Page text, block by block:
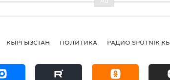
КЫРГЫЗСТАН ПОЛИТИКА РАДИО SPUTNIK